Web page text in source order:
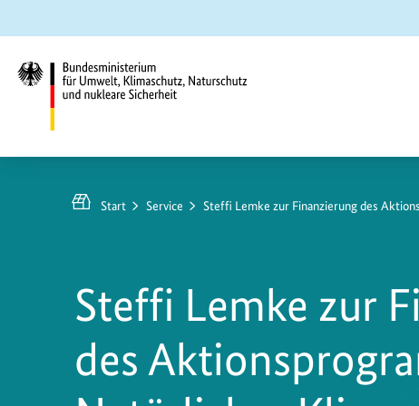
Hauptinhalt
springen
Suche
springen
Hauptnavigation
springen
Umwelt,
Klimaschutz,
nukleare
Sicherheit
Start Service Steffi Lemke zur Finanzierung des
Steffi Lemke zur
des